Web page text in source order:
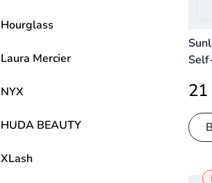
Hourglass
Laura Mercier
NYX
HUDA BEAUTY
XLash
21